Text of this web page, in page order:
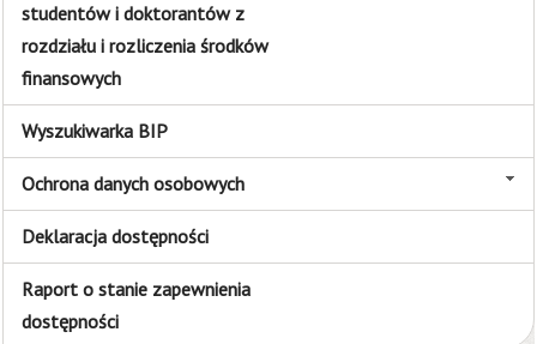
studentów i doktorantów z
rozdziału i rozliczenia środków
finansowych
Wyszukiwarka BIP
Ochrona danych osobowych
Deklaracja dostępności
Raport o stanie zapewnienia
dostępności